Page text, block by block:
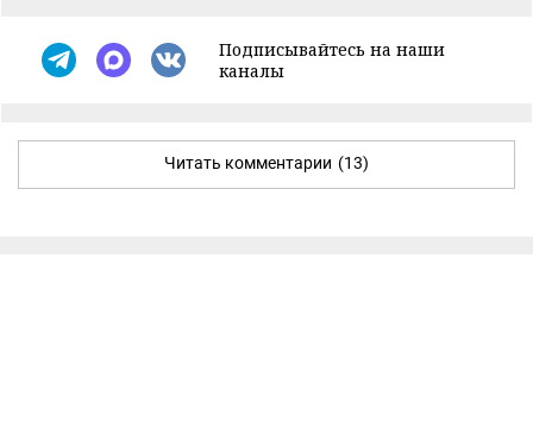
Подписывайтесь на наши
каналы
Читать комментарии (13)